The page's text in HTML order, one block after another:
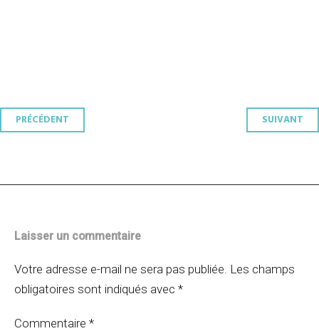
Navigation
PRÉCÉDENT SUIVANT
Laisser un commentaire
Votre adresse e-mail ne sera pas publiée. Les champs
obligatoires sont indiqués avec *
Commentaire *